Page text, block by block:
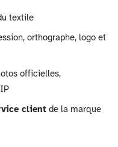
textile
orthographe, logo et
officielles,
client de la marque